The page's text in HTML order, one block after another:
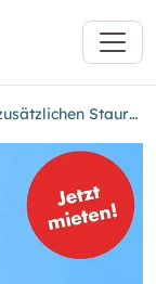
Benötigen Sie zusätzlichen Stauraum?